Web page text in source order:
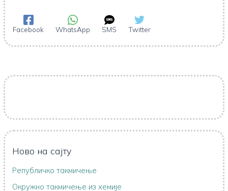
Facebook WhatsApp SMS Twitter
Ново на сајту
Републичко такмичење
Oкружно такмичењe из хемије